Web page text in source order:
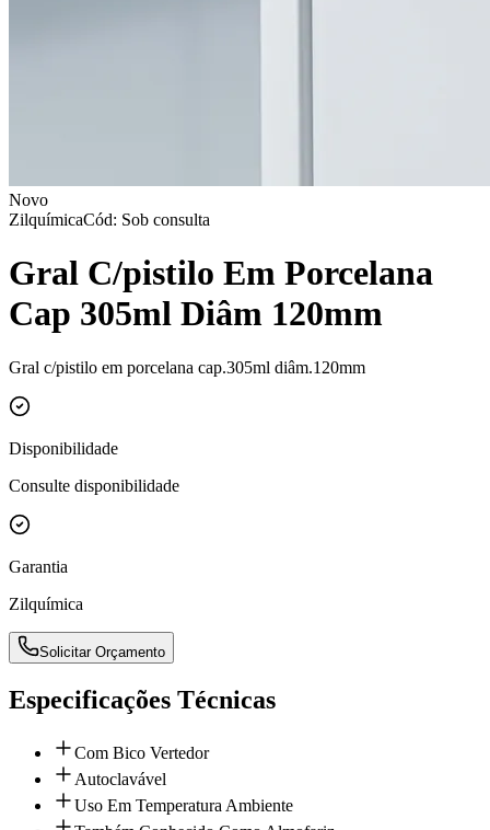
Novo
ZilquímicaCód: Sob consulta
Gral C/pistilo Em Porcelana
Cap 305ml Diâm 120mm
Gral c/pistilo em porcelana cap.305ml diâm.120mm
Disponibilidade
Consulte disponibilidade
Garantia
Zilquímica
Solicitar Orçamento
Especificações Técnicas
Com Bico Vertedor
Autoclavável
Uso Em Temperatura Ambiente